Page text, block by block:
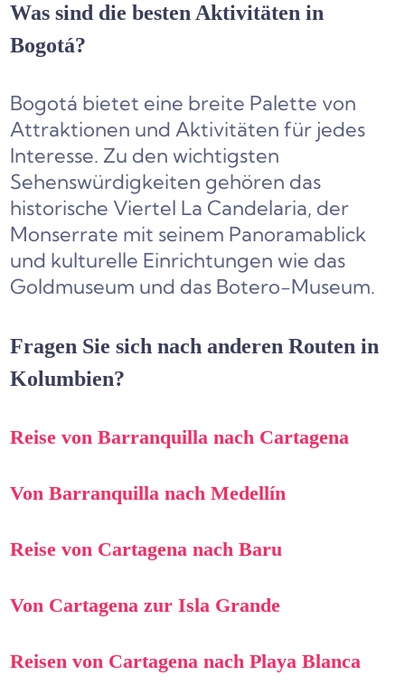
Was sind die besten Aktivitäten in
Bogotá?
Bogotá bietet eine breite Palette von
Attraktionen und Aktivitäten für jedes
Interesse. Zu den wichtigsten
Sehenswürdigkeiten gehören das
historische Viertel La Candelaria, der
Monserrate mit seinem Panoramablick
und kulturelle Einrichtungen wie das
Goldmuseum und das Botero-Museum.
Fragen Sie sich nach anderen Routen in
Kolumbien?
Reise von Barranquilla nach Cartagena
Von Barranquilla nach Medellín
Reise von Cartagena nach Baru
Von Cartagena zur Isla Grande
Reisen von Cartagena nach Playa Blanca